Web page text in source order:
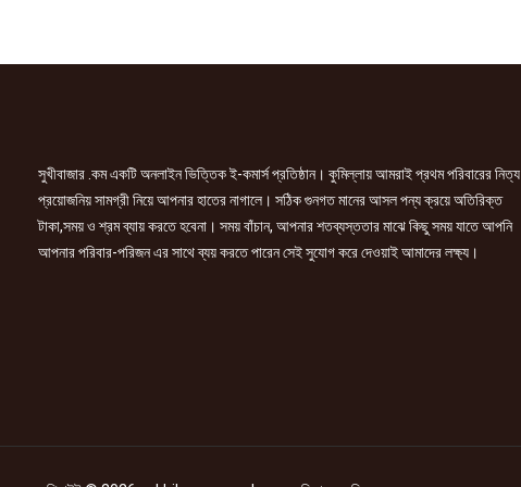
সুখীবাজার .কম একটি অনলাইন ভিত্তিক ই-কমার্স প্রতিষ্ঠান। কুমিল্লায় আমরাই প্রথম পরিবারের নিত্য
প্রয়োজনিয় সামগ্রী নিয়ে আপনার হাতের নাগালে। সঠিক গুনগত মানের আসল পন্য ক্রয়ে অতিরিক্ত
টাকা,সময় ও শ্রম ব্যায় করতে হবেনা। সময় বাঁচান, আপনার শতব্যস্ততার মাঝে কিছু সময় যাতে আপনি
আপনার পরিবার-পরিজন এর সাথে ব্যয় করতে পারেন সেই সুযোগ করে দেওয়াই আমাদের লক্ষ্য।